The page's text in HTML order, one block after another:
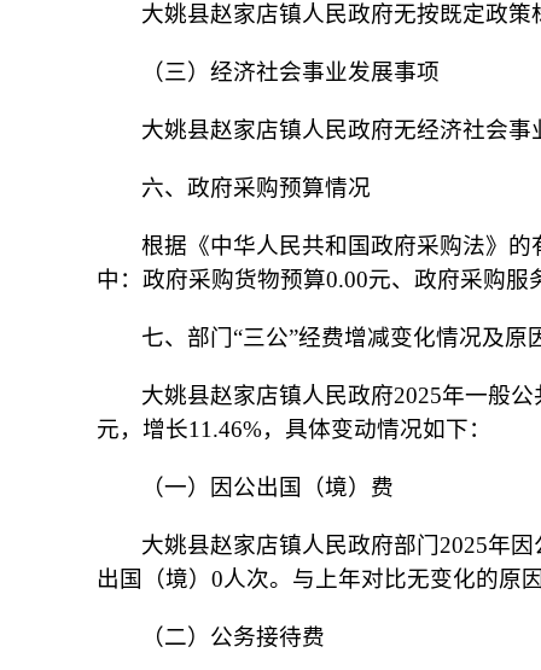
大姚县赵家店镇人民政府无按既定政策
（三）经济社会事业发展事项
大姚县赵家店镇人民政府无经济社会事
六、政府采购预算情况
根据《中华人民共和国政府采购法》
中：政府采购货物预算0.00元、政府采购服
七、部门“三公”经费增减变化情况及原
大姚县赵家店镇人民政府2025年一般公
元，增长11.46%，具
（一）因公出国（境）费
大姚县赵家店镇人民政府部门2025年因
出国（境）0人次。与上年对比无变化的原
（二）公务接待费